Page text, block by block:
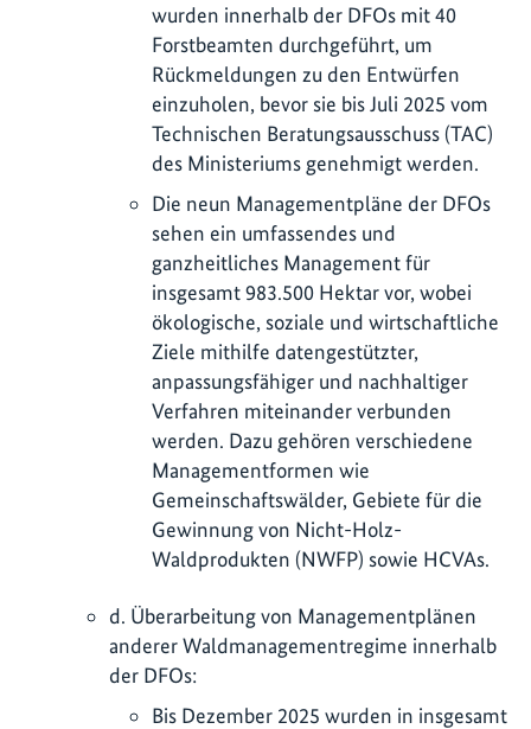
wurden innerhalb der DFOs mit 40
Forstbeamten durchgeführt, um
Rückmeldungen zu den Entwürfen
einzuholen, bevor sie bis Juli 2025 vom
Technischen Beratungsausschuss (TAC)
des Ministeriums genehmigt werden.
Die neun Managementpläne der DFOs
sehen ein umfassendes und
ganzheitliches Management für
insgesamt 983.500 Hektar vor, wobei
ökologische, soziale und wirtschaftliche
Ziele mithilfe datengestützter,
anpassungsfähiger und nachhaltiger
Verfahren miteinander verbunden
werden. Dazu gehören verschiedene
Managementformen wie
Gemeinschaftswälder, Gebiete für die
Gewinnung von Nicht-Holz-
Waldprodukten (NWFP) sowie HCVAs.
d. Überarbeitung von Managementplänen
anderer Waldmanagementregime innerhalb
der DFOs:
Bis Dezember 2025 wurden in insgesamt